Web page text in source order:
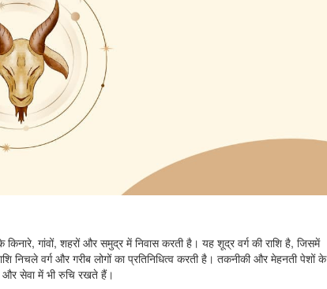
किनारे, गांवों, शहरों और समुद्र में निवास करती है। यह शूद्र वर्ग की राशि है, जिसमें
निचले वर्ग और गरीब लोगों का प्रतिनिधित्व करती है। तकनीकी और मेहनती पेशों के
और सेवा में भी रुचि रखते हैं।